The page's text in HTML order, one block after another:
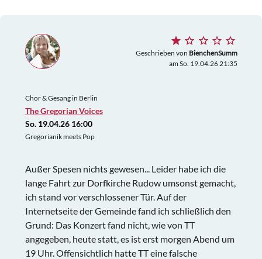
Geschrieben von BienchenSumm
am So. 19.04.26 21:35
Chor & Gesang in Berlin
The Gregorian Voices
So. 19.04.26 16:00
Gregorianik meets Pop
Außer Spesen nichts gewesen... Leider habe ich die
lange Fahrt zur Dorfkirche Rudow umsonst gemacht,
ich stand vor verschlossener Tür. Auf der
Internetseite der Gemeinde fand ich schließlich den
Grund: Das Konzert fand nicht, wie von TT
angegeben, heute statt, es ist erst morgen Abend um
19 Uhr. Offensichtlich hatte TT eine falsche